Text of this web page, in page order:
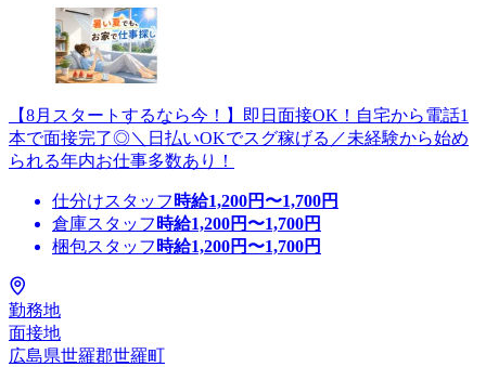
【8月スタートするなら今！】即日面接OK！自宅から電話1
本で面接完了◎＼日払いOKでスグ稼げる／未経験から始め
られる年内お仕事多数あり！
仕分けスタッフ 時給1,200円〜1,700円
倉庫スタッフ 時給1,200円〜1,700円
梱包スタッフ 時給1,200円〜1,700円
勤務地
面接地
広島県世羅郡世羅町